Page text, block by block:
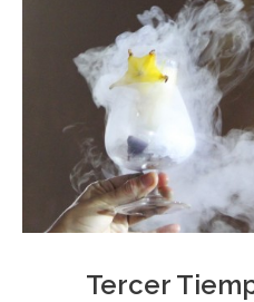
Tercer